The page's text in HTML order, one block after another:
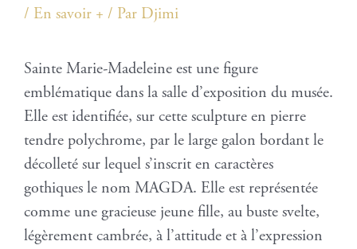
/ En savoir + / Par Djimi
Sainte Marie-Madeleine est une figure
emblématique dans la salle d’exposition du musée.
Elle est identifiée, sur cette sculpture en pierre
tendre polychrome, par le large galon bordant le
décolleté sur lequel s’inscrit en caractères
gothiques le nom MAGDA. Elle est représentée
comme une gracieuse jeune fille, au buste svelte,
légèrement cambrée, à l’attitude et à l’expression